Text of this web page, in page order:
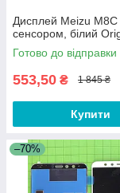
Дисплей Meizu M8C
сенсором, білий
Готово до відправки
553,50 ₴ 1 845 ₴
Купити
–70%